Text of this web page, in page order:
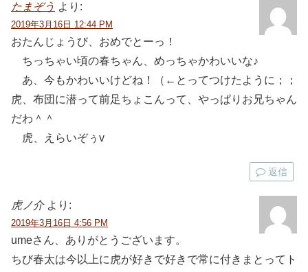
たまぞう より:
2019年3月16日 12:44 PM
おたんじょうび、おめでとーっ！
ちっちゃい頃の春ちゃん、めっちゃかわいいな♪
あ、今もかわいいけどね！（←とってつけたように；；
虎、布団に潜って前足ちょこんって、やっぱりお兄ちゃん
だわ＾＾
虎、えらいぞぅv
返信
虎ノ介 より:
2019年3月16日 4:56 PM
umeさん、ありがとうございます。
ちび春太は今以上に虎が好きで好きで常に付きまとってト